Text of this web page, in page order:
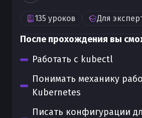
135 уроков Для
После прохождения вы
Работать с kubectl
Понимать механику
Kubernetes
Писать конфигурации